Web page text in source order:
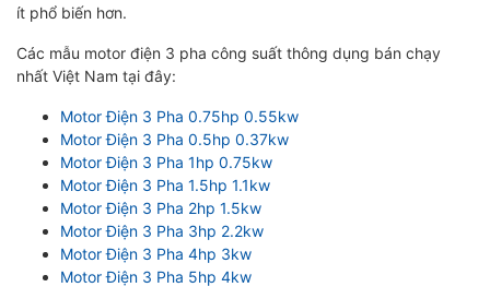
ít phổ biến hơn.
Các mẫu motor điện 3 pha công suất thông dụng bán chạy
nhất Việt Nam tại đây:
Motor Điện 3 Pha 0.75hp 0.55kw
Motor Điện 3 Pha 0.5hp 0.37kw
Motor Điện 3 Pha 1hp 0.75kw
Motor Điện 3 Pha 1.5hp 1.1kw
Motor Điện 3 Pha 2hp 1.5kw
Motor Điện 3 Pha 3hp 2.2kw
Motor Điện 3 Pha 4hp 3kw
Motor Điện 3 Pha 5hp 4kw